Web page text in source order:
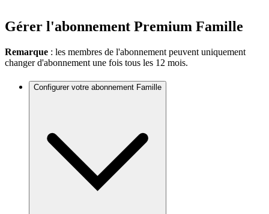
Gérer l'abonnement Premium Famille
Remarque : les membres de l'abonnement peuvent uniquement
changer d'abonnement une fois tous les 12 mois.
Configurer votre abonnement Famille